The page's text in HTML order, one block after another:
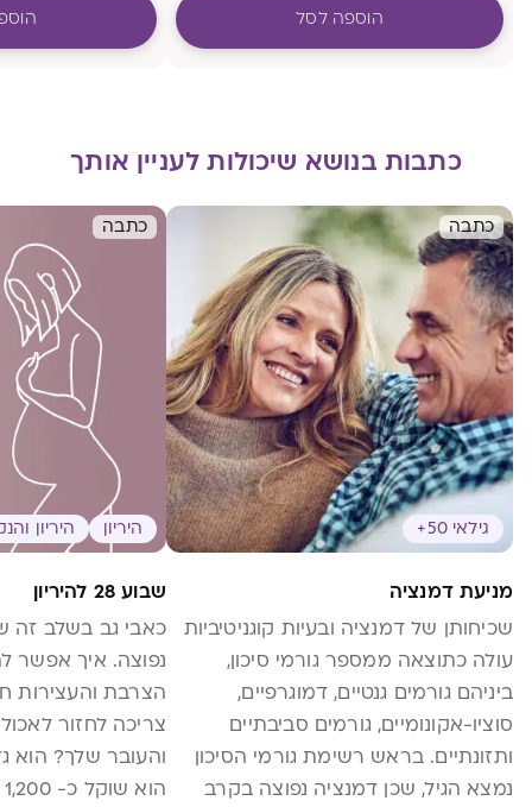
הוספה לסל
כתבות בנושא שיכולות לעניין אותך
כתבה
גילאי 50+
מניעת דמנציה
שכיחותן של דמנציה ובעיות קוגניטיביות
עולה כתוצאה ממספר גורמי סיכון,
ביניהם גורמים גנטיים, דמוגרפיים,
סוציו-אקונומיים, גורמים סביבתיים
ותזונתיים. בראש רשימת גורמי הסיכון
נמצא הגיל, שכן דמנציה נפוצה בקרב
כתבה
היריון היריון
שבוע 28 להיריון
כאבי גב בשלב זה
נפוצה. איך אפשר
הצרבת והעצירות
צריכה לחזור
והעובר שלך? הוא
הוא שוקל כ- 1,200 גרם